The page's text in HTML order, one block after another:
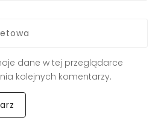
dane w tej przeglądarce
kolejnych komentarzy.